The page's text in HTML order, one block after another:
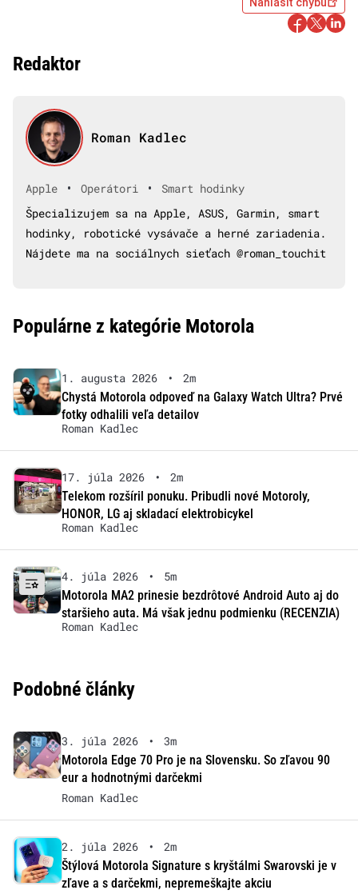
Redaktor
Roman Kadlec
Apple • Operátori •
Smart hodinky
Špecializujem sa na Apple, ASUS, Garmin, smart
hodinky, robotické vysávače a herné zariadenia.
Nájdete ma na sociálnych sieťach @roman_touchit
Populárne z kategórie Motorola
1. augusta 2026 •
2m
Chystá Motorola odpoveď na Galaxy Watch Ultra? Prvé
fotky odhalili veľa detailov
Roman Kadlec
17. júla 2026 •
2m
Telekom rozšíril ponuku. Pribudli nové Motoroly,
HONOR, LG aj skladací elektrobicykel
Roman Kadlec
4. júla 2026 •
5m
Motorola MA2 prinesie bezdrôtové Android Auto aj do
staršieho auta. Má však jednu podmienku (RECENZIA)
Roman Kadlec
Podobné články
3. júla 2026 •
3m
Motorola Edge 70 Pro je na Slovensku. So zľavou 90
eur a hodnotnými darčekmi
Roman Kadlec
2. júla 2026 •
2m
Štýlová Motorola Signature s kryštálmi Swarovski je v
zľave a s darčekmi, nepremeškajte akciu